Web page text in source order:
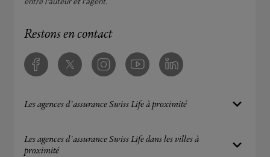
entre l'auteur et l'agent.
Restons en contact
FacebookTwitter InstagramYoutube Linkedin
Les agences d'assurance Swiss Life à proximité
Les agences d'assurance Swiss Life dans les villes à
proximité